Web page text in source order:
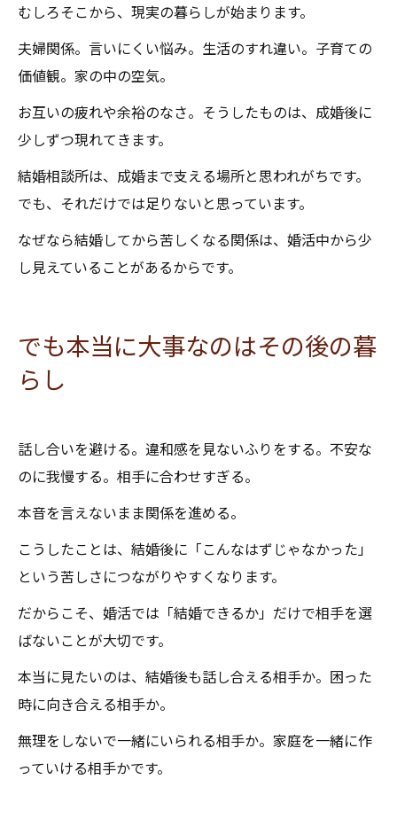
むしろそこから、現実の暮らしが始まります。
夫婦関係。言いにくい悩み。生活のすれ違い。子育ての
価値観。家の中の空気。
お互いの疲れや余裕のなさ。そうしたものは、成婚後に
少しずつ現れてきます。
結婚相談所は、成婚まで支える場所と思われがちです。
でも、それだけでは足りないと思っています。
なぜなら結婚してから苦しくなる関係は、婚活中から少
し見えていることがあるからです。
でも本当に大事なのはその後の暮
らし
話し合いを避ける。違和感を見ないふりをする。不安な
のに我慢する。相手に合わせすぎる。
本音を言えないまま関係を進める。
こうしたことは、結婚後に「こんなはずじゃなかった」
という苦しさにつながりやすくなります。
だからこそ、婚活では「結婚できるか」だけで相手を選
ばないことが大切です。
本当に見たいのは、結婚後も話し合える相手か。困った
時に向き合える相手か。
無理をしないで一緒にいられる相手か。家庭を一緒に作
っていける相手かです。